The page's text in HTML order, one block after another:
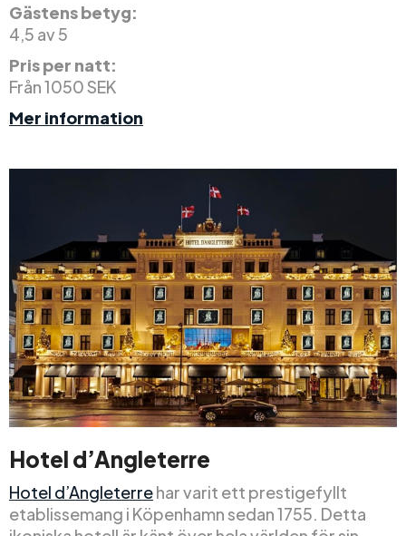
Gästens betyg:
4,5 av 5
Pris per natt:
Från 1050 SEK
Mer information
Hotel d’Angleterre
Hotel d’Angleterrehar varit ett prestigefyllt
etablissemang i Köpenhamn sedan 1755. Detta